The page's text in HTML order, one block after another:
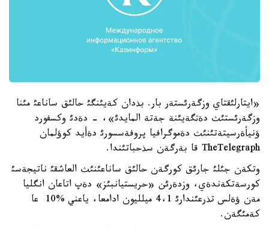
«ايتارلئقتاي وزگةرئستةر بار. بذدان كةيئنگئ حالئق ساناعئ مئنا
وزگةرئستئث دةثگةيئنة جةتة المايدئ»، - دةدئ وكسفورد
ؤنيأةرسيتةتئنئث دةموگرافيا پروفةسسورئ دةأيد كوؤلمان
TheTelegraph قا بةرگةن سذحباتئندا.
وتكةن جئلئ جارئق كورگةن حالئق ساناعئنئث العاشقئ ناتيجةسئ
كورسةتكةندةي، وزدةرئن «حريستيانبئز» دةپ اتاعان انگليا
مةن ؤةلس تذرعئندارئ 4،1 ميلليون ادامعا، ياعني %10 عا
كةمئگةن.